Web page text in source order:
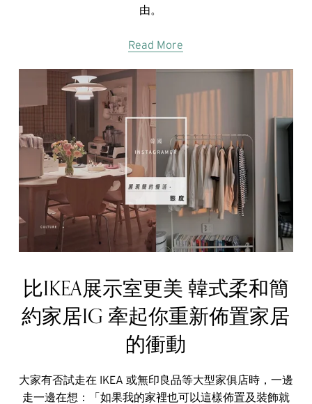
由。
Read More
比IKEA展示室更美 韓式柔和簡
約家居IG 牽起你重新佈置家居
的衝動
大家有否試走在 IKEA 或無印良品等大型家俱店時，一邊
走一邊在想：「如果我的家裡也可以這樣佈置及裝飾就